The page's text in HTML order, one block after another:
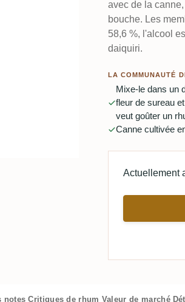
avec de la
bouche. Les
58,6 %, l'alcool
daiquiri.
LA COMMUNAUTÉ
Mixe-le dans un
fleur de sureau
veut goûter un
Canne cultivée
Actuellement
notes Critiques de rhum Valeur de marché